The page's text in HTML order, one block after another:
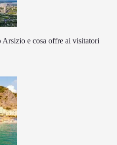
Arsizio e cosa offre ai visitatori